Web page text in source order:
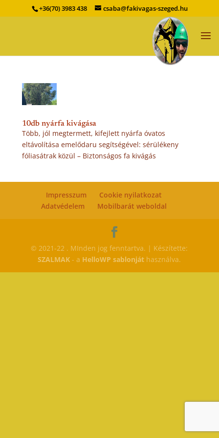
+36(70) 3983 438 csaba@fakivagas-szeged.hu
10db nyárfa kivágása
Több, jól megtermett, kifejlett nyárfa óvatos
eltávolítása emelődaru segítségével: sérülékeny
fóliasátrak közül – Biztonságos fa kivágás
Impresszum
Cookie nyilatkozat
Adatvédelem
Mobilbarát weboldal
© 2021-22 . MInden jog fenntartva. | Készítette:
SZALMAK - a HelloWP sablonját használva.